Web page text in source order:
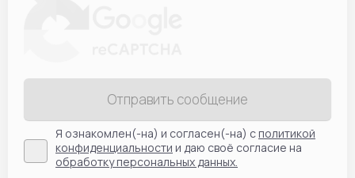
Отправить сообщение
Я ознакомлен(-на) и согласен(-на) сполитикой
конфиденциальности и даю своё согласие на
обработку персональных данных.